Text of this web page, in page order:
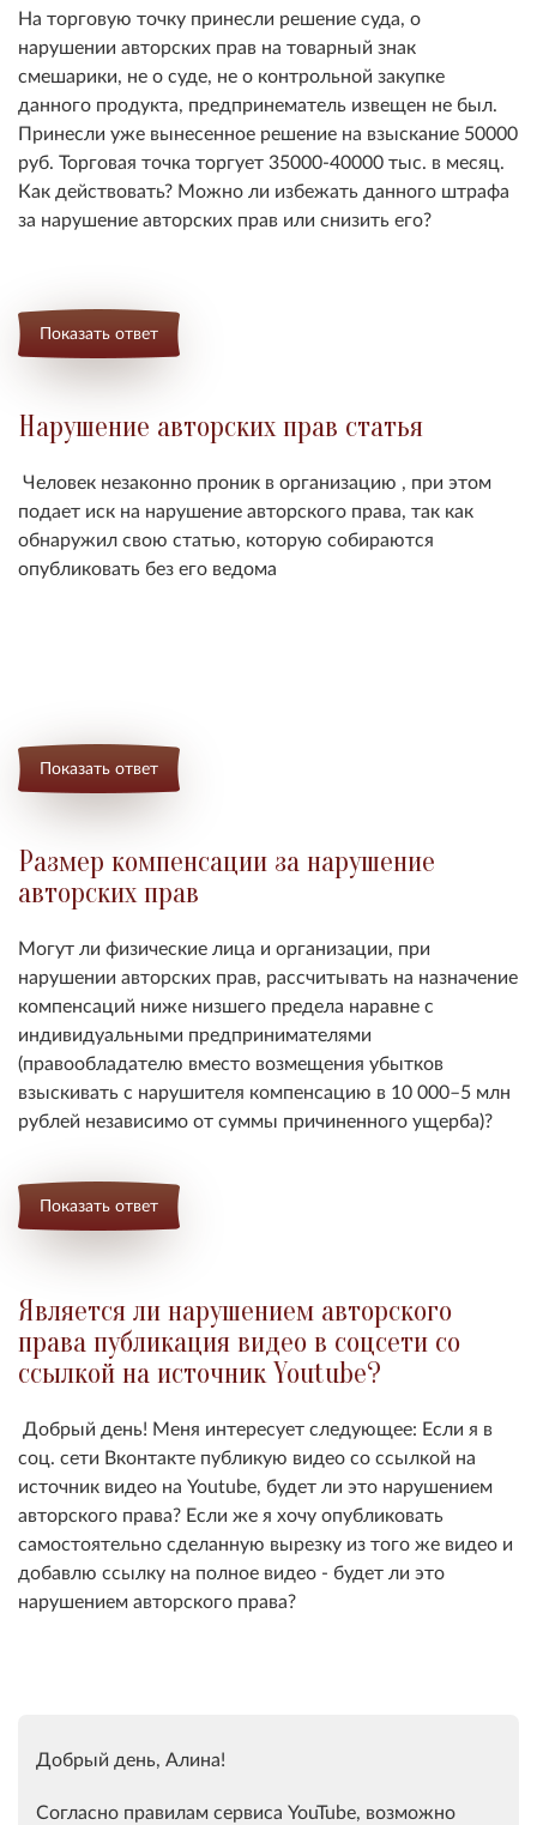
На торговую точку принесли решение суда, о
нарушении авторских прав на товарный знак
смешарики, не о суде, не о контрольной закупке
данного продукта, предпринематель извещен не был.
Принесли уже вынесенное решение на взыскание 50000
руб. Торговая точка торгует 35000-40000 тыс. в месяц.
Как действовать? Можно ли избежать данного штрафа
за нарушение авторских прав или снизить его?
Показать ответ
Нарушение авторских прав статья
Человек незаконно проник в организацию , при этом
подает иск на нарушение авторского права, так как
обнаружил свою статью, которую собираются
опубликовать без его ведома
Показать ответ
Размер компенсации за нарушение
авторских прав
Могут ли физические лица и организации, при
нарушении авторских прав, рассчитывать на назначение
компенсаций ниже низшего предела наравне с
индивидуальными предпринимателями
(правообладателю вместо возмещения убытков
взыскивать с нарушителя компенсацию в 10 000–5 млн
рублей независимо от суммы причиненного ущерба)?
Показать ответ
Является ли нарушением авторского
права публикация видео в соцсети со
ссылкой на источник Youtube?
Добрый день! Меня интересует следующее: Если я в
соц. сети Вконтакте публикую видео со ссылкой на
источник видео на Youtube, будет ли это нарушением
авторского права? Если же я хочу опубликовать
самостоятельно сделанную вырезку из того же видео и
добавлю ссылку на полное видео - будет ли это
нарушением авторского права?
Добрый день, Алина!
Согласно правилам сервиса YouTube, возможно